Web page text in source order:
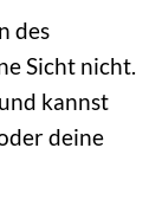
des
Sicht nicht.
kannst
deine